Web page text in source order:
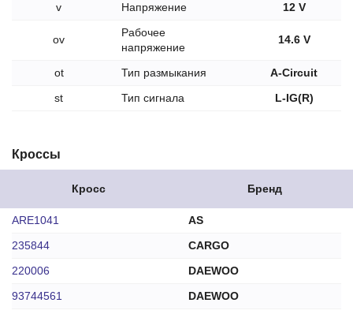
v Напряжение 12 V
ov
Рабочее
напряжение
14.6 V
ot Тип размыкания
A-Circuit
st
Тип сигнала L-IG(R)
Кроссы
Кросс Бренд
ARE1041
AS
235844
CARGO
220006
DAEWOO
93744561
DAEWOO